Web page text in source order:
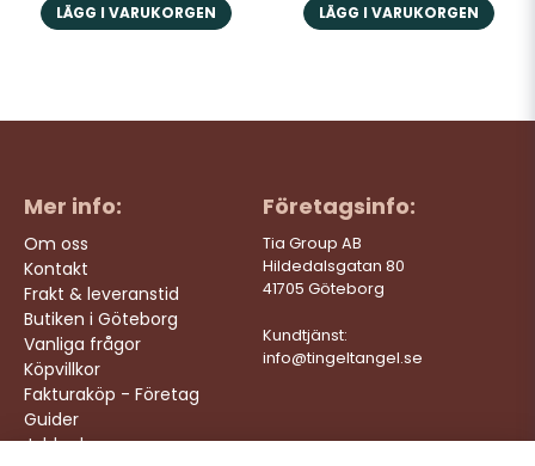
LÄGG I VARUKORGEN LÄGG I VARUKORGEN
Mer info:
Om oss
Kontakt
Frakt & leveranstid
Butiken i Göteborg
Vanliga frågor
Köpvillkor
Fakturaköp - Företag
Guider
Jobba hos oss
Företagsinfo:
Tia Group AB
Hildedalsgatan 80
41705 Göteborg
Kundtjänst:
info@tingeltangel.se